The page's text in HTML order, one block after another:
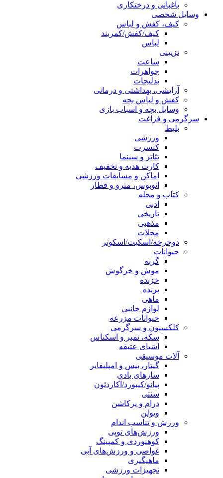
باغبانی و درختکاری
وسایل شخصی
کیف، کفش و لباس
کیف/کفش/کمربند
لباس
تزیینی
ساعت
جواهرات
بدلیجات
آرایشی، بهداشتی و درمانی
کفش و لباس بچه
وسایل بچه و اسباب بازی
سرگرمی و فراغت
بلیط
ورزشی
کنسرت
تئاتر و سینما
کارت هدیه و تخفیف
اماکن و مسابقات ورزشی
اتوبوس، مترو و قطار
کتاب و مجله
ادبی
تاریخی
مذهبی
مجلات
دوچرخه/اسکیت/اسکوتر
حیوانات
گربه
موش و خرگوش
خزنده
پرنده
ماهی
لوازم جانبی
حیوانات مزرعه
کلکسیون و سرگرمی
سکه، تمبر و اسکناس
اشیای عتیقه
آلات موسیقی
گیتار، بیس و امپلیفایر
سازهای بادی
پیانو/کیبورد/آکاردئون
سنتی
درام و پرکاشن
ویولن
ورزش و تناسب اندام
ورزش‌های توپی
کوهنوردی و کمپینگ
غواصی و ورزش‌های آبی
ماهیگیری
تجهیزات ورزشی